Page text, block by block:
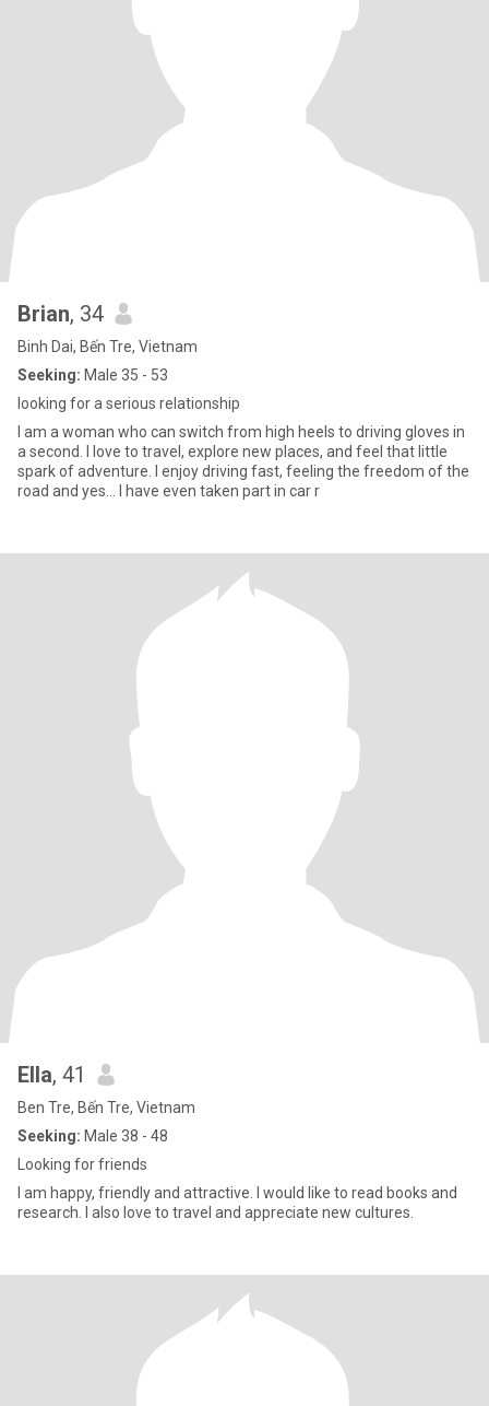
Brian, 34
Binh Dai, Bến Tre, Vietnam
Seeking: Male 35 - 53
looking for a serious relationship
I am a woman who can switch from high heels to driving gloves in
a second. I love to travel, explore new places, and feel that little
spark of adventure. I enjoy driving fast, feeling the freedom of the
road and yes... I have even taken part in car r
Ella, 41
Ben Tre, Bến Tre, Vietnam
Seeking: Male 38 - 48
Looking for friends
I am happy, friendly and attractive. I would like to read books and
research. I also love to travel and appreciate new cultures.